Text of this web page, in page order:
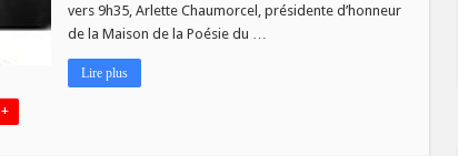
décembre!
vers 9h35, Arlette Chaumorcel, présidente d’honneur
de la Maison de la Poésie du …
Lire plus